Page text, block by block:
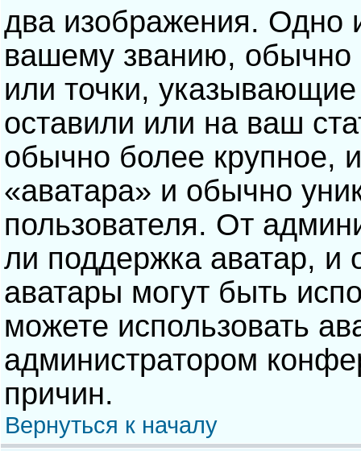
два изображения. Одно
вашему званию, обычно
или точки,
оставили или на ваш
обычно более крупное,
«аватара» и обычно
пользователя. От
ли поддержка аватар, и
аватары могут быть
можете использовать
администратором
причин.
Вернуться к началу